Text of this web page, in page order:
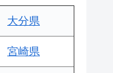
大分県
宮崎県